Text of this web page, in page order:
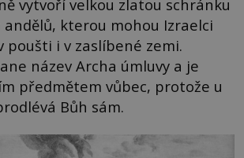
vytvoří velkou zlatou schránku
andělů, kterou mohou Izraelci
poušti i v zaslíbené zemi.
název Archa úmluvy a je
předmětem vůbec, protože u
Bůh sám.